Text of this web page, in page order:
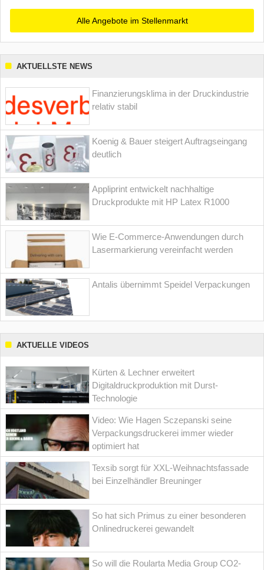
Alle Angebote im Stellenmarkt
AKTUELLSTE NEWS
Finanzierungsklima in der Druckindustrie
relativ stabil
Koenig & Bauer steigert Auftragseingang
deutlich
Appliprint entwickelt nachhaltige
Druckprodukte mit HP Latex R1000
Wie E-Commerce-Anwendungen durch
Lasermarkierung vereinfacht werden
Antalis übernimmt Speidel Verpackungen
AKTUELLE VIDEOS
Kürten & Lechner erweitert
Digitaldruckproduktion mit Durst-
Technologie
Video: Wie Hagen Sczepanski seine
Verpackungsdruckerei immer wieder
optimiert hat
Texsib sorgt für XXL-Weihnachtsfassade
bei Einzelhändler Breuninger
So hat sich Primus zu einer besonderen
Onlinedruckerei gewandelt
So will die Roularta Media Group CO2-